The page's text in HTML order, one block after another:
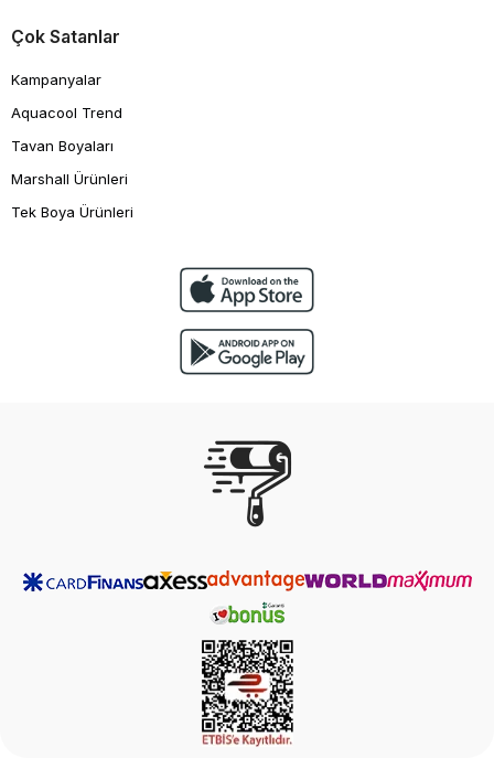
Çok Satanlar
Kampanyalar
Aquacool Trend
Tavan Boyaları
Marshall Ürünleri
Tek Boya Ürünleri